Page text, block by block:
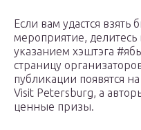
Если вам удастся взять
мероприятие, делитесь
указанием хэштэга
страницу
публикации появятся
Visit Petersburg, а
ценные призы.